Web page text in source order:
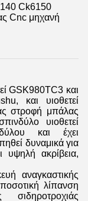
Ck6150
Cnc μηχανή
GSK980TC3 και
και υιοθετεί
στροφή μπάλας
υιοθετεί
και έχει
δυναμικά για
υψηλή ακρίβεια,
αναγκαστικής
λίπανση